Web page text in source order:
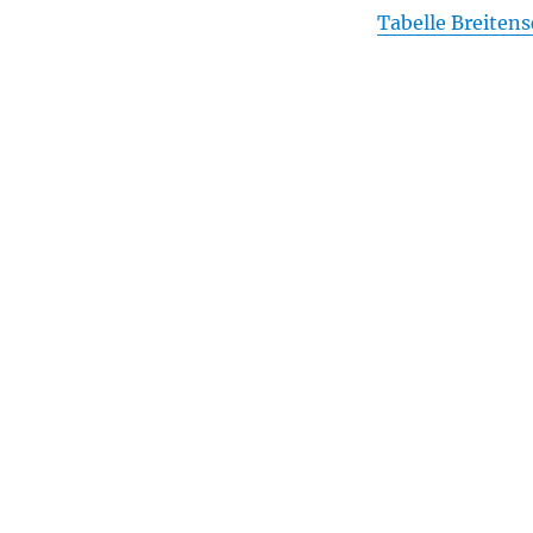
Tabelle